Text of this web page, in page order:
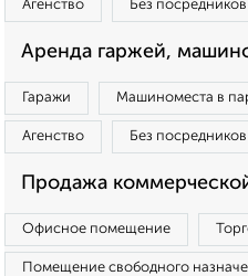
Агенство Без посредников
Аренда гаржей,
Гаражи Машиноместа в
Агенство Без посредников
Продажа
Офисное помещение
Помещение свободного